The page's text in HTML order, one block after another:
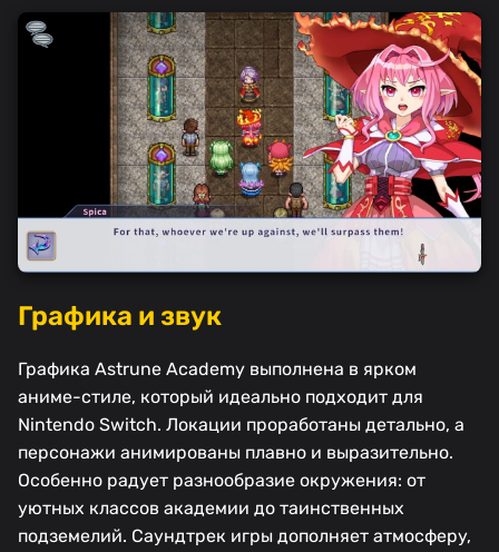
Графика и звук
Графика Astrune Academy выполнена в ярком
аниме-стиле, который идеально подходит для
Nintendo Switch. Локации проработаны детально, а
персонажи анимированы плавно и выразительно.
Особенно радует разнообразие окружения: от
уютных классов академии до таинственных
подземелий. Саундтрек игры дополняет атмосферу,